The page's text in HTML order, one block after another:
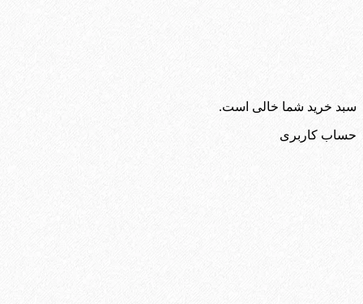
سبد خرید شما خالی است.
حساب کاربری